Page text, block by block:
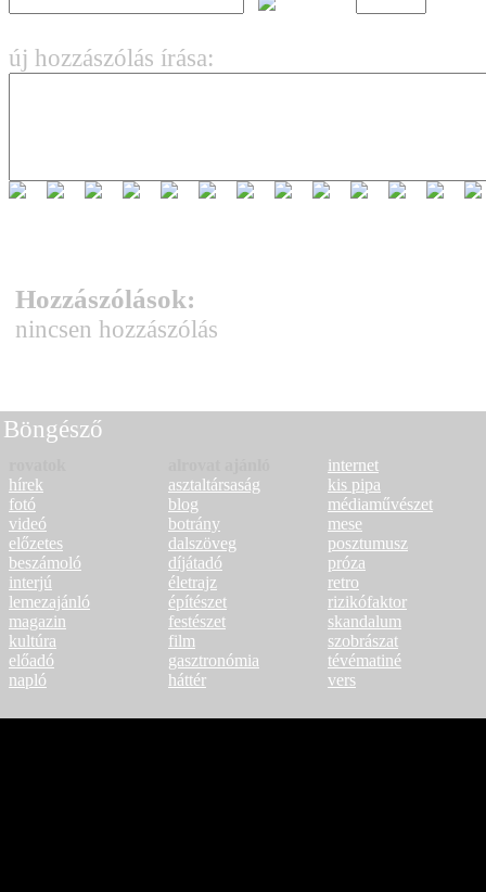
új hozzászólás írása:
Hozzászólások:
nincsen hozzászólás
Böngésző
hírek
fotó
videó
előzetes
beszámoló
interjú
lemezajánló
magazin
kultúra
előadó
napló
asztaltársaság
blog
botrány
dalszöveg
díjátadó
életrajz
építészet
festészet
film
gasztronómia
háttér
internet
kis pipa
médiaművészet
mese
posztumusz
próza
retro
rizikófaktor
skandalum
szobrászat
tévématiné
vers